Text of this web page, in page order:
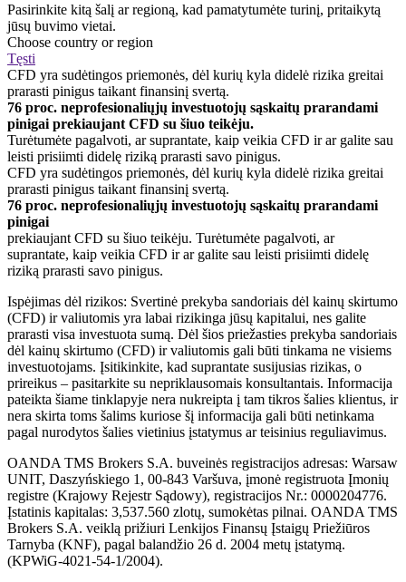
Pasirinkite kitą šalį ar regioną, kad pamatytumėte turinį, pritaikytą
jūsų buvimo vietai.
Choose country or region
Tęsti
CFD yra sudėtingos priemonės, dėl kurių kyla didelė rizika greitai
prarasti pinigus taikant finansinį svertą.
76 proc. neprofesionaliųjų investuotojų sąskaitų prarandami
pinigai prekiaujant CFD su šiuo teikėju.
Turėtumėte pagalvoti, ar suprantate, kaip veikia CFD ir ar galite sau
leisti prisiimti didelę riziką prarasti savo pinigus.
CFD yra sudėtingos priemonės, dėl kurių kyla didelė rizika greitai
prarasti pinigus taikant finansinį svertą.
76 proc. neprofesionaliųjų investuotojų sąskaitų prarandami
pinigai
prekiaujant CFD su šiuo teikėju. Turėtumėte pagalvoti, ar
suprantate, kaip veikia CFD ir ar galite sau leisti prisiimti didelę
riziką prarasti savo pinigus.
Ispėjimas dėl rizikos: Svertinė prekyba sandoriais dėl kainų skirtumo
(CFD) ir valiutomis yra labai rizikinga jūsų kapitalui, nes galite
prarasti visa investuota sumą. Dėl šios priežasties prekyba sandoriais
dėl kainų skirtumo (CFD) ir valiutomis gali būti tinkama ne visiems
investuotojams. Įsitikinkite, kad suprantate susijusias rizikas, o
prireikus – pasitarkite su nepriklausomais konsultantais. Informacija
pateikta šiame tinklapyje nera nukreipta į tam tikros šalies klientus, ir
nera skirta toms šalims kuriose šį informacija gali būti netinkama
pagal nurodytos šalies vietinius įstatymus ar teisinius reguliavimus.
OANDA TMS Brokers S.A. buveinės registracijos adresas: Warsaw
UNIT, Daszyńskiego 1, 00-843 Varšuva, įmonė registruota Įmonių
registre (Krajowy Rejestr Sądowy), registracijos Nr.: 0000204776.
Įstatinis kapitalas: 3,537.560 zlotų, sumokėtas pilnai. OANDA TMS
Brokers S.A. veiklą prižiuri Lenkijos Finansų Įstaigų Priežiūros
Tarnyba (KNF), pagal balandžio 26 d. 2004 metų įstatymą.
(KPWiG-4021-54-1/2004).